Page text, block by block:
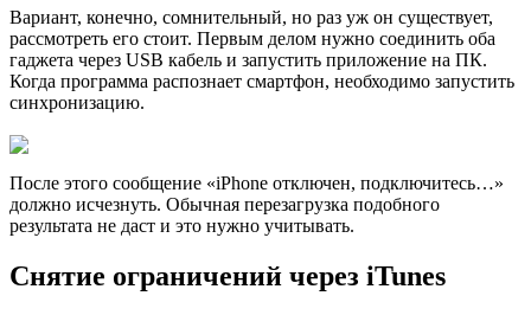
Вариант, конечно, сомнительный, но раз уж он существует,
рассмотреть его стоит. Первым делом нужно соединить оба
гаджета через USB кабель и запустить приложение на ПК.
Когда программа распознает смартфон, необходимо запустить
синхронизацию.
После этого сообщение «iPhone отключен, подключитесь…»
должно исчезнуть. Обычная перезагрузка подобного
результата не даст и это нужно учитывать.
Снятие ограничений через iTunes